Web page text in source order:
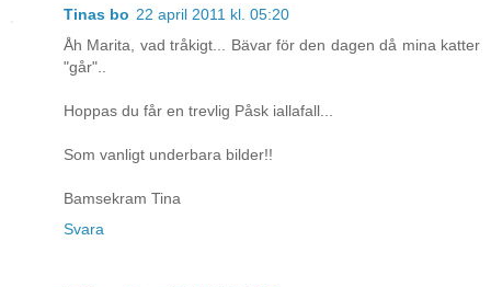
Tinas bo 22 april 2011 kl. 05:20
Åh Marita, vad tråkigt... Bävar för den dagen då mina katter
"går"..
Hoppas du får en trevlig Påsk iallafall...
Som vanligt underbara bilder!!
Bamsekram Tina
Svara